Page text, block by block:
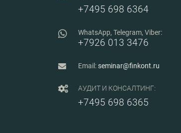
+7495 698 6364
WhatsApp, Telegram, Viber:
+7926 013 3476
Email:seminar@finkont.ru
АУДИТ И КОНСАЛТИНГ:
+7495 698 6365